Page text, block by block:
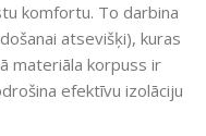
komfortu. To darbina
atsevišķi), kuras
materiāla korpuss ir
efektīvu izolāciju